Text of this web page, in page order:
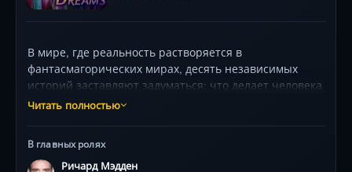
В мире, где реальность растворяется в
фантасмагорических мирах, десять независимых
историй заставляют задуматься: что делает человека
человеком? Британско-американская антология в
иллюзий и этики через призму фантастики Филипа
Дика. Визитная карточка — визуальный стиль,
Читать полностью
В главных ролях
Ричард Мэдден